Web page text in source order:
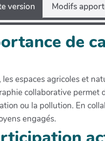
version Modifs